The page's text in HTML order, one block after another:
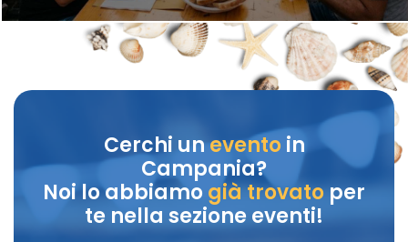
Cerchi unevento in
Campania?
Noi lo abbiamo già trovatoper
te nella sezione eventi!